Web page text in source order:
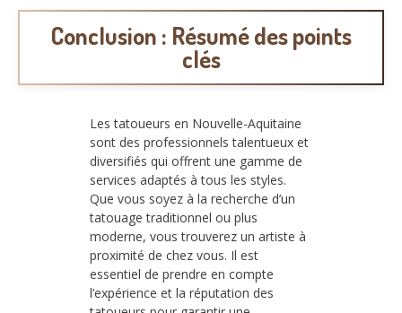
Conclusion : Résumé des points
clés
Les tatoueurs en Nouvelle-Aquitaine
sont des professionnels talentueux et
diversifiés qui offrent une gamme de
services adaptés à tous les styles.
Que vous soyez à la recherche d’un
tatouage traditionnel ou plus
moderne, vous trouverez un artiste à
proximité de chez vous. Il est
essentiel de prendre en compte
l’expérience et la réputation des